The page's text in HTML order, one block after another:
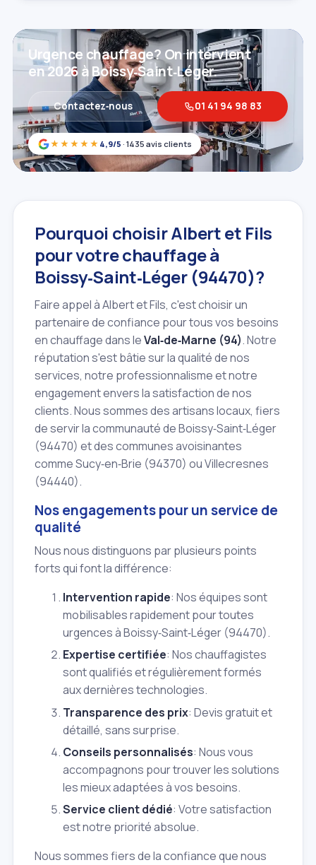
★★★★★ 4,9/5 · 1435 avis clients
Urgence chauffage? On intervient
en 2026 à Boissy‑Saint‑Léger.
Contactez‑nous 01 41 94 98 83
Pourquoi choisir Albert et Fils
pour votre chauffage à
Boissy‑Saint‑Léger (94470)?
Faire appel à Albert et Fils, c'est choisir un
partenaire de confiance pour tous vos besoins
en chauffage dans leVal‑de‑Marne (94). Notre
réputation s'est bâtie sur la qualité de nos
services, notre professionnalisme et notre
engagement envers la satisfaction de nos
clients. Nous sommes des artisans locaux, fiers
de servir la communauté de Boissy‑Saint‑Léger
(94470) et des communes avoisinantes
comme Sucy‑en‑Brie (94370) ou Villecresnes
(94440).
Nos engagements pour un service de
qualité
Nous nous distinguons par plusieurs points
forts qui font la différence:
Intervention rapide: Nos équipes sont
mobilisables rapidement pour toutes
urgences à Boissy‑Saint‑Léger (94470).
Expertise certifiée: Nos chauffagistes
sont qualifiés et régulièrement formés
aux dernières technologies.
Transparence des prix: Devis gratuit et
détaillé, sans surprise.
Conseils personnalisés: Nous vous
accompagnons pour trouver les solutions
les mieux adaptées à vos besoins.
Service client dédié: Votre satisfaction
est notre priorité absolue.
Nous sommes fiers de la confiance que nous